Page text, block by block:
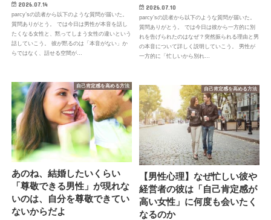
2026.07.14
parcy’sの読者から以下のような質問が届いた。
質問ありがとう。 では今日は男性が本音を話し
たくなる女性と、黙ってしまう女性の違いという
話していこう。 彼が黙るのは「本音がない」か
らではなく、話せる空間が…
2026.07.10
parcy’sの読者から以下のような質問が届いた。
質問ありがとう。 では今日は彼から一方的に別
れを告げられたのはなぜ？突然振られる理由と男
の本音について詳しく説明していこう。 男性が
一方的に「忙しいから別れ…
自己肯定感を高める方法
あのね、結婚したいくらい
「尊敬できる男性」が現れな
いのは、自分を尊敬できてい
ないからだよ
自己肯定感を高める方法
【男性心理】なぜ忙しい彼や
経営者の彼は「自己肯定感が
高い女性」に何度も会いたく
なるのか